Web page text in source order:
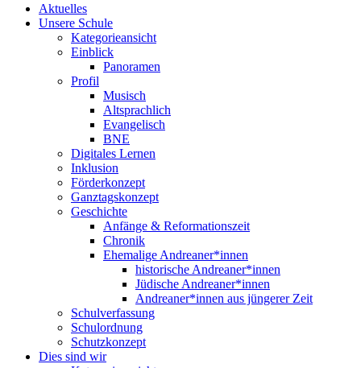
Aktuelles
Unsere Schule
Kategorieansicht
Einblick
Panoramen
Profil
Musisch
Altsprachlich
Evangelisch
BNE
Digitales Lernen
Inklusion
Förderkonzept
Ganztagskonzept
Geschichte
Anfänge & Reformationszeit
Chronik
Ehemalige Andreaner*innen
historische Andreaner*innen
Jüdische Andreaner*innen
Andreaner*innen aus jüngerer Zeit
Schulverfassung
Schulordnung
Schutzkonzept
Dies sind wir